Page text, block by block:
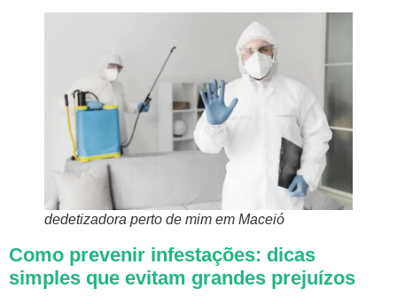
dedetizadora perto de mim em Maceió
Como prevenir infestações: dicas
simples que evitam grandes prejuízos